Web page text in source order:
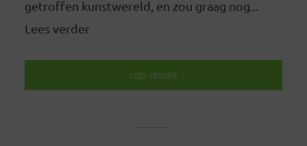
getroffen kunstwereld, en zou graag nog...
Lees verder
LEES VERDER